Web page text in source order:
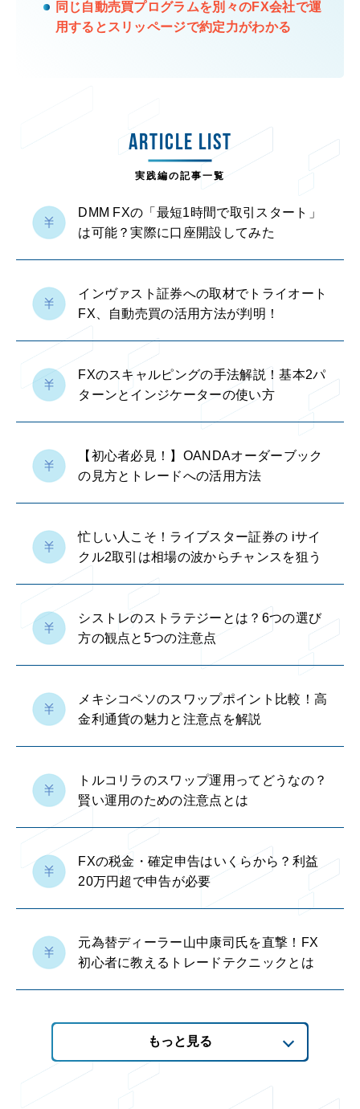
同じ自動売買プログラムを別々のFX会社で運
用するとスリッページで約定力がわかる
ARTICLE LIST
実践編の記事一覧
DMM FXの「最短1時間で取引スタート」
は可能？実際に口座開設してみた
インヴァスト証券への取材でトライオート
FX、自動売買の活用方法が判明！
FXのスキャルピングの手法解説！基本2パ
ターンとインジケーターの使い方
【初心者必見！】OANDAオーダーブック
の見方とトレードへの活用方法
忙しい人こそ！ライブスター証券の iサイ
クル2取引は相場の波からチャンスを狙う
シストレのストラテジーとは？6つの選び
方の観点と5つの注意点
メキシコペソのスワップポイント比較！高
金利通貨の魅力と注意点を解説
トルコリラのスワップ運用ってどうなの？
賢い運用のための注意点とは
FXの税金・確定申告はいくらから？利益
20万円超で申告が必要
元為替ディーラー山中康司氏を直撃！FX
初心者に教えるトレードテクニックとは
もっと見る